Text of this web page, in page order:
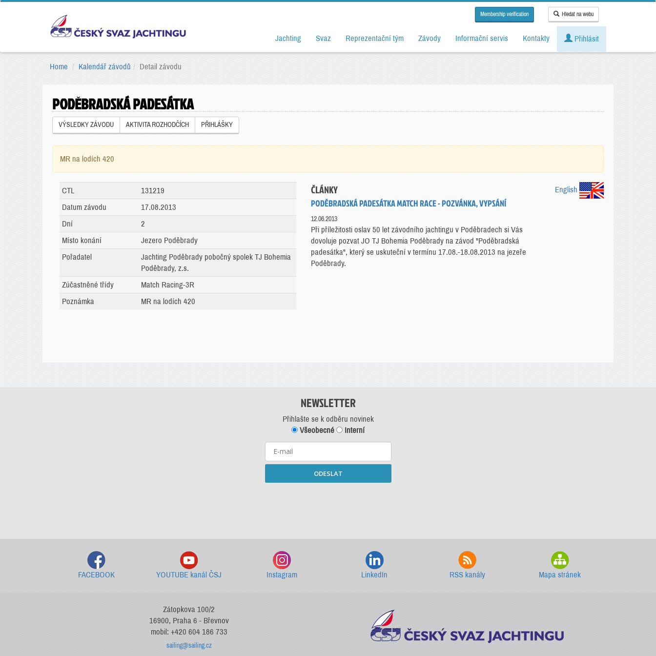
Membership verification Hledat na webu
Jachting Svaz Reprezentační tým Závody Informační servis Kontakty Přihlásit
Home Kalendář závodů Detail závodu
PODĚBRADSKÁ PADESÁTKA
VÝSLEDKY ZÁVODU AKTIVITA ROZHODČÍCH PŘIHLÁŠKY
MR na lodích 420
English
CTL
131219
Datum závodu
17.08.2013
Dní
2
Místo konání
Jezero Poděbrady
Pořadatel
Jachting Poděbrady pobočný spolek TJ Bohemia
Poděbrady, z.s.
Zúčastněné třídy
Match Racing-3R
Poznámka
MR na lodích 420
ČLÁNKY
PODĚBRADSKÁ PADESÁTKA MATCH RACE - POZVÁNKA, VYPSÁNÍ
12.06.2013
Při příležitosti oslav 50 let závodního jachtingu v Poděbradech si Vás
dovoluje pozvat JO TJ Bohemia Poděbrady na závod "Poděbradská
padesátka", který se uskuteční v termínu 17.08.-18.08.2013 na jezeře
Poděbrady.
NEWSLETTER
Přihlašte se k odběru novinek
Všeobecné
Interní
ODESLAT
FACEBOOK YOUTUBE kanál ČSJ Instagram LinkedIn RSS kanály Mapa stránek
Zátopkova 100/2
16900, Praha 6 - Břevnov
mobil: +420 604 186 733
sailing@sailing.cz